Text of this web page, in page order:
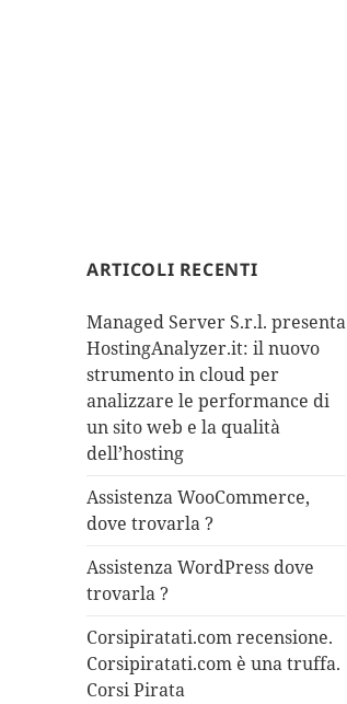
ARTICOLI RECENTI
Managed Server S.r.l. presenta
HostingAnalyzer.it: il nuovo
strumento in cloud per
analizzare le performance di
un sito web e la qualità
dell’hosting
Assistenza WooCommerce,
dove trovarla ?
Assistenza WordPress dove
trovarla ?
Corsipiratati.com recensione.
Corsipiratati.com è una truffa.
Corsi Pirata